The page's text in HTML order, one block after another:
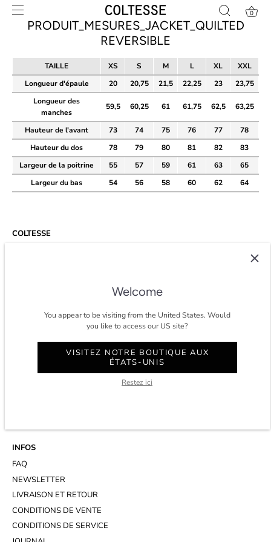
Skip
0
PRODUIT_MESURES_JACKET_QUILTED
REVERSIBLE
TAILLE XS S M L XL
XXL
Longueur d'épaule
20 20,75 21,5 22,25 23
23,75
Longueur des
manches
59,5 60,25 61 61,75 62,5 63,25
Hauteur de l'avant 73 74 75 76 77
78
Hauteur du dos
78 79 80 81 82
83
Largeur de la poitrine
55 57 59 61 63
65
Largeur du bas
54 56 58 60 62 64
COLTESSE
développe un vestiaire masculin intemporel et éco-conscient à Paris.
trustpilot.
INFOS
FAQ
NEWSLETTER
LIVRAISON ET RETOUR
CONDITIONS DE VENTE
CONDITIONS DE SERVICE
Welcome
You appear to be visiting from the United States. Would
you like to access our US site?
VISITEZ NOTRE BOUTIQUE AUX
ÉTATS-UNIS
Restez ici